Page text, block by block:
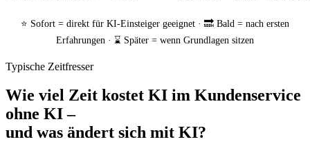
⭐ Sofort = direkt für KI-Einsteiger geeignet · 🔜 Bald = nach ersten
Erfahrungen · ⌛ Später = wenn Grundlagen sitzen
Typische Zeitfresser
Wie viel Zeit kostet KI im Kundenservice
ohne KI –
und was ändert sich mit KI?